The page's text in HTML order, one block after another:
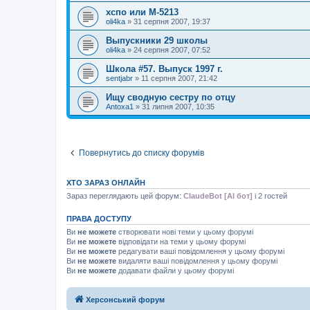
хспо или М-5213
oli4ka » 31 серпня 2007, 19:37
Выпускники 29 школы
oli4ka » 24 серпня 2007, 07:52
Школа #57. Выпуск 1997 г.
sentjabr » 11 серпня 2007, 21:42
Ищу сводную сестру по отцу
Antoxa1 » 31 липня 2007, 10:35
Повернутись до списку форумів
ХТО ЗАРАЗ ОНЛАЙН
Зараз переглядають цей форум: ClaudeBot [AI бот] і 2 гостей
ПРАВА ДОСТУПУ
Ви не можете створювати нові теми у цьому форумі
Ви не можете відповідати на теми у цьому форумі
Ви не можете редагувати ваші повідомлення у цьому форумі
Ви не можете видаляти ваші повідомлення у цьому форумі
Ви не можете додавати файли у цьому форумі
Херсонський форум